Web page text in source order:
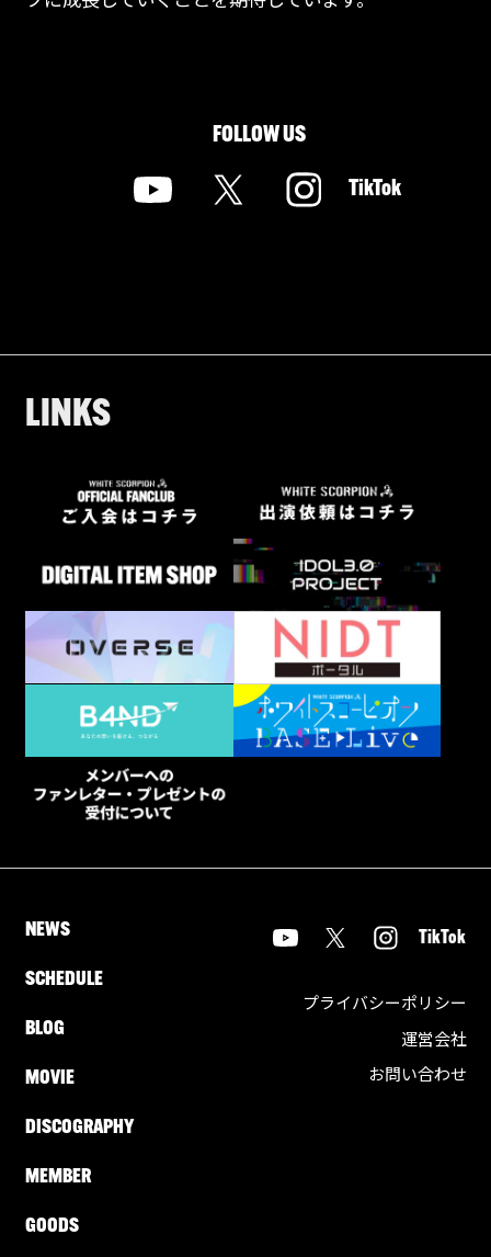
FOLLOW US
TikTok
LINKS
NEWS
SCHEDULE
BLOG
MOVIE
DISCOGRAPHY
MEMBER
GOODS
TikTok
プライバシーポリシー
運営会社
お問い合わせ